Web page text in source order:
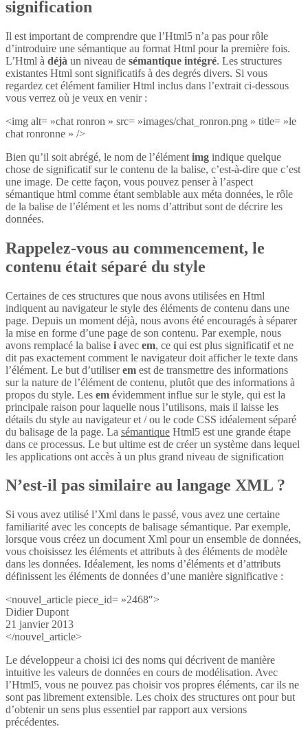
signification
Il est important de comprendre que l’Html5 n’a pas pour rôle
d’introduire une sémantique au format Html pour la première fois.
L’Html à déjà un niveau de sémantique intégré. Les structures
existantes Html sont significatifs à des degrés divers. Si vous
regardez cet élément familier Html inclus dans l’extrait ci-dessous
vous verrez où je veux en venir :
<img alt= »chat ronron » src= »images/chat_ronron.png » title= »le
chat ronronne » />
Bien qu’il soit abrégé, le nom de l’élément img indique quelque
chose de significatif sur le contenu de la balise, c’est-à-dire que c’est
une image. De cette façon, vous pouvez penser à l’aspect
sémantique html comme étant semblable aux méta données, le rôle
de la balise de l’élément et les noms d’attribut sont de décrire les
données.
Rappelez-vous au commencement, le
contenu était séparé du style
Certaines de ces structures que nous avons utilisées en Html
indiquent au navigateur le style des éléments de contenu dans une
page. Depuis un moment déjà, nous avons été encouragés à séparer
la mise en forme d’une page de son contenu. Par exemple, nous
avons remplacé la balise i avec em, ce qui est plus significatif et ne
dit pas exactement comment le navigateur doit afficher le texte dans
l’élément. Le but d’utiliserem est de transmettre des informations
sur la nature de l’élément de contenu, plutôt que des informations à
propos du style. Les em évidemment influe sur le style, qui est la
principale raison pour laquelle nous l’utilisons, mais il laisse les
détails du style au navigateur et / ou le code CSS idéalement séparé
du balisage de la page. La sémantique Html5 est une grande étape
dans ce processus. Le but ultime est de créer un système dans lequel
les applications ont accès à un plus grand niveau de signification
N’est-il pas similaire au langage XML ?
Si vous avez utilisé l’Xml dans le passé, vous avez une certaine
familiarité avec les concepts de balisage sémantique. Par exemple,
lorsque vous créez un document Xml pour un ensemble de données,
vous choisissez les éléments et attributs à des éléments de modèle
dans les données. Idéalement, les noms d’éléments et d’attributs
définissent les éléments de données d’une manière significative :
<nouvel_article piece_id= »2468″>
Didier Dupont
21 janvier 2013
</nouvel_article>
Le développeur a choisi ici des noms qui décrivent de manière
intuitive les valeurs de données en cours de modélisation. Avec
l’Html5, vous ne pouvez pas choisir vos propres éléments, car ils ne
sont pas librement extensible. Les choix des structures ont pour but
d’obtenir un sens plus essentiel par rapport aux versions
précédentes.